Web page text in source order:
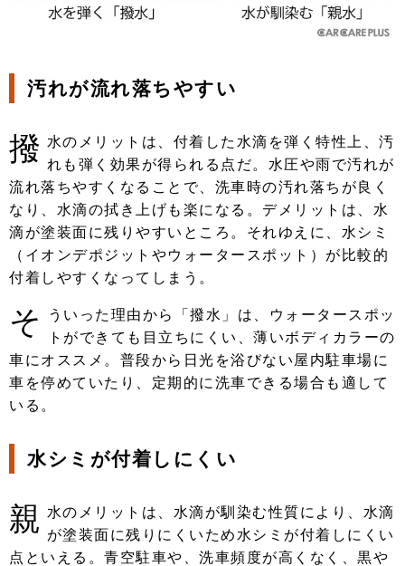
汚れが流れ落ちやすい
撥 水のメリットは、付着した水滴を弾く特性上、汚
れも弾く効果が得られる点だ。水圧や雨で汚れが
流れ落ちやすくなることで、洗車時の汚れ落ちが良く
なり、水滴の拭き上げも楽になる。デメリットは、水
滴が塗装面に残りやすいところ。それゆえに、水シミ
（イオンデポジットやウォータースポット）が比較的
付着しやすくなってしまう。
そ
ういった理由から「撥水」は、ウォータースポッ
トができても目立ちにくい、薄いボディカラーの
車にオススメ。普段から日光を浴びない屋内駐車場に
車を停めていたり、定期的に洗車できる場合も適して
いる。
水シミが付着しにくい
親 水のメリットは、水滴が馴染む性質により、水滴
が塗装面に残りにくいため水シミが付着しにくい
点といえる。青空駐車や、洗車頻度が高くなく、黒や